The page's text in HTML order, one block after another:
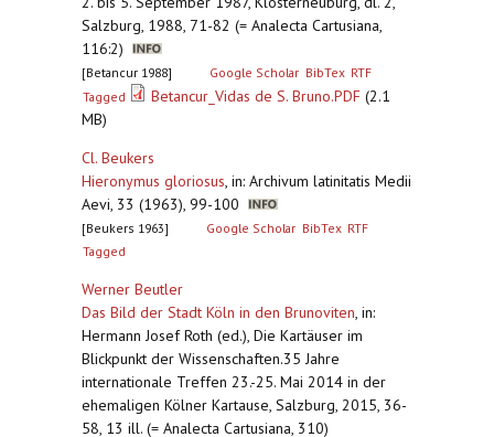
Salzburg, 1988, 71-82 (= Analecta Cartusiana,
116:2)
[Betancur 1988] Google Scholar BibTex RTF
Tagged
Betancur_Vidas de S. Bruno.PDF (2.1
MB)
Cl. Beukers
Hieronymus gloriosus, in: Archivum latinitatis Medii
Aevi, 33 (1963), 99-100
[Beukers 1963] Google Scholar BibTex RTF
Tagged
Werner Beutler
Das Bild der Stadt Köln in den Brunoviten, in:
Hermann Josef Roth (ed.), Die Kartäuser im
Blickpunkt der Wissenschaften.35 Jahre
internationale Treffen 23.-25. Mai 2014 in der
ehemaligen Kölner Kartause, Salzburg, 2015, 36-
58, 13 ill. (= Analecta Cartusiana, 310)